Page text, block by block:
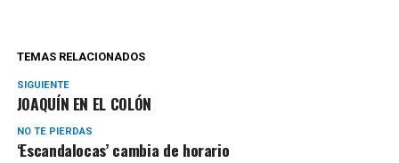
TEMAS RELACIONADOS
SIGUIENTE
JOAQUÍN EN EL COLÓN
NO TE PIERDAS
‘Escandalocas’ cambia de horario